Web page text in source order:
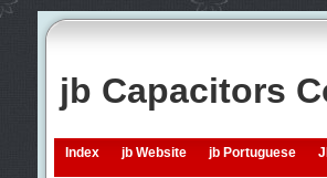
jb Capacitors
Index jb Website jb Portuguese